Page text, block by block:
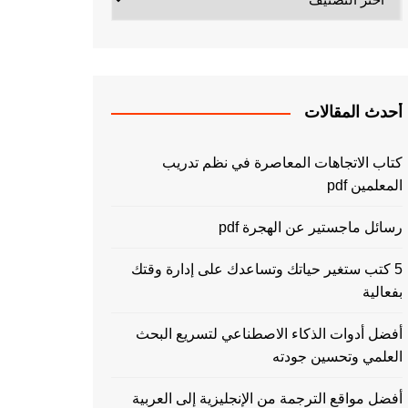
أحدث المقالات
كتاب الاتجاهات المعاصرة في نظم تدريب
المعلمين pdf
رسائل ماجستير عن الهجرة pdf
5 كتب ستغير حياتك وتساعدك على إدارة وقتك
بفعالية
أفضل أدوات الذكاء الاصطناعي لتسريع البحث
العلمي وتحسين جودته
أفضل مواقع الترجمة من الإنجليزية إلى العربية